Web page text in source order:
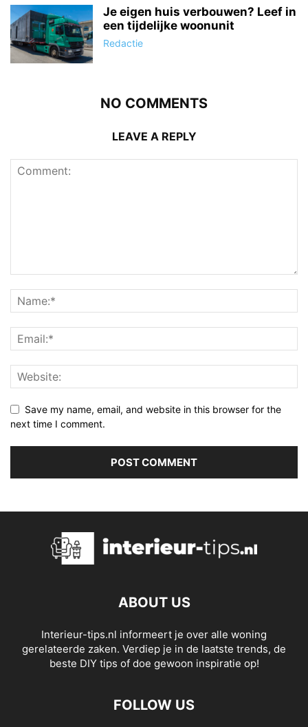
Je eigen huis verbouwen? Leef in
een tijdelijke woonunit
Redactie
NO COMMENTS
LEAVE A REPLY
Save my name, email, and website in this browser for the
next time I comment.
ABOUT US
Interieur-tips.nl informeert je over alle woning
gerelateerde zaken. Verdiep je in de laatste trends, de
beste DIY tips of doe gewoon inspiratie op!
FOLLOW US